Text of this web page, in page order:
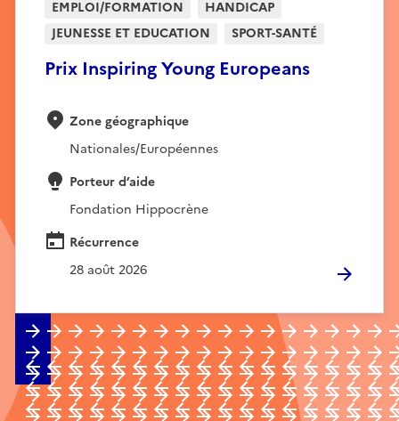
Prix Inspiring Young Europeans
EMPLOI/FORMATION
HANDICAP
JEUNESSE ET EDUCATION
SPORT-SANTÉ
Zone géographique
Nationales/Européennes
Porteur d’aide
Fondation Hippocrène
Récurrence
28 août 2026